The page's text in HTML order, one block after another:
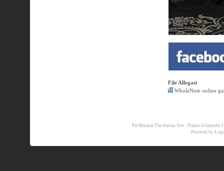
File Allegati
WholeNote online
Pat Benatar The Italian Site - Piazza Alimonda
Powered by